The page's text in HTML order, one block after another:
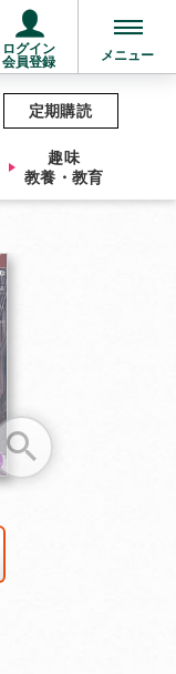
ログイン
会員登録
メニュー
趣味
教養・教育
定期購読